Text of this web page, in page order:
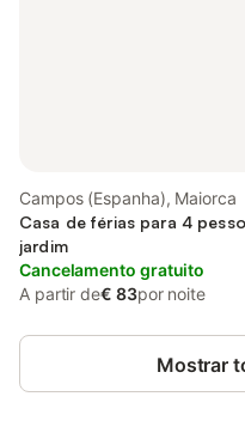
Campos (Espanha), Maiorca
Casa de férias para 4
jardim
Cancelamento gratuito
A partir de€ 83por noite
Mostrar